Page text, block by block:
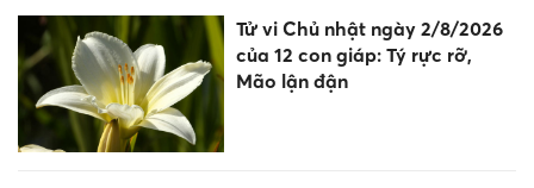
Tử vi Chủ nhật ngày 2/8/2026
của 12 con giáp: Tý rực rỡ,
Mão lận đận